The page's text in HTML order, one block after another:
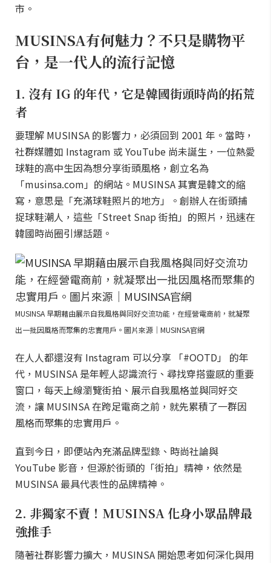
市。
MUSINSA有何魅力？不只是購物平
台，是一代人的流行記憶
1. 沒有 IG 的年代，它是韓國街頭時尚的拓荒
者
要理解 MUSINSA 的影響力，必須回到 2001 年。當時，
社群媒體如 Instagram 或 YouTube 尚未誕生，一位熱愛
球鞋的高中生因為想分享街頭風格，創立名為
「musinsa.com」的網站。MUSINSA 其實是韓文的縮
寫，意思是「充滿球鞋照片的地方」。創辦人在街頭捕
捉球鞋潮人，這些「Street Snap 街拍」的照片，迅速在
韓國時尚圈引爆話題。
MUSINSA 早期藉由展示自我風格與同好交流功能，在經營電商前，就凝聚
出一批因風格而聚集的忠實用戶。圖片來源｜MUSINSA官網
在人人都還沒有 Instagram 可以分享 「#OOTD」 的年
代，MUSINSA 是年輕人認識流行、尋找穿搭靈感的重要
窗口，每天上線瀏覽街拍、展示自我風格並與同好交
流，讓 MUSINSA 在跨足電商之前，就先累積了一群因
風格而聚集的忠實用戶。
直到今日，即便站內充滿品牌型錄、時尚社論與
YouTube 影音，但源於街頭的「街拍」精神，依然是
MUSINSA 最具代表性的品牌精神。
2. 非獨家不賣！MUSINSA 化身小眾品牌最
強推手
隨著社群影響力擴大，MUSINSA 開始思考如何深化與用